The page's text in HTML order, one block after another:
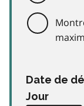
Date de
Jour